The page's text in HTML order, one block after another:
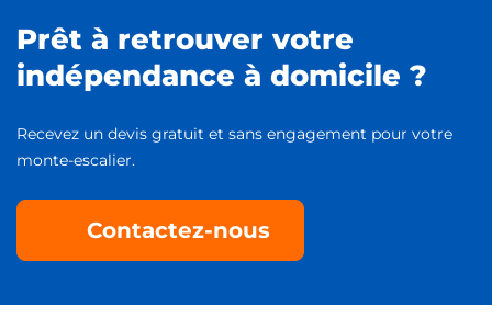
Prêt à retrouver votre
indépendance à domicile ?
Recevez un devis gratuit et sans engagement pour votre
monte-escalier.
Contactez-nous